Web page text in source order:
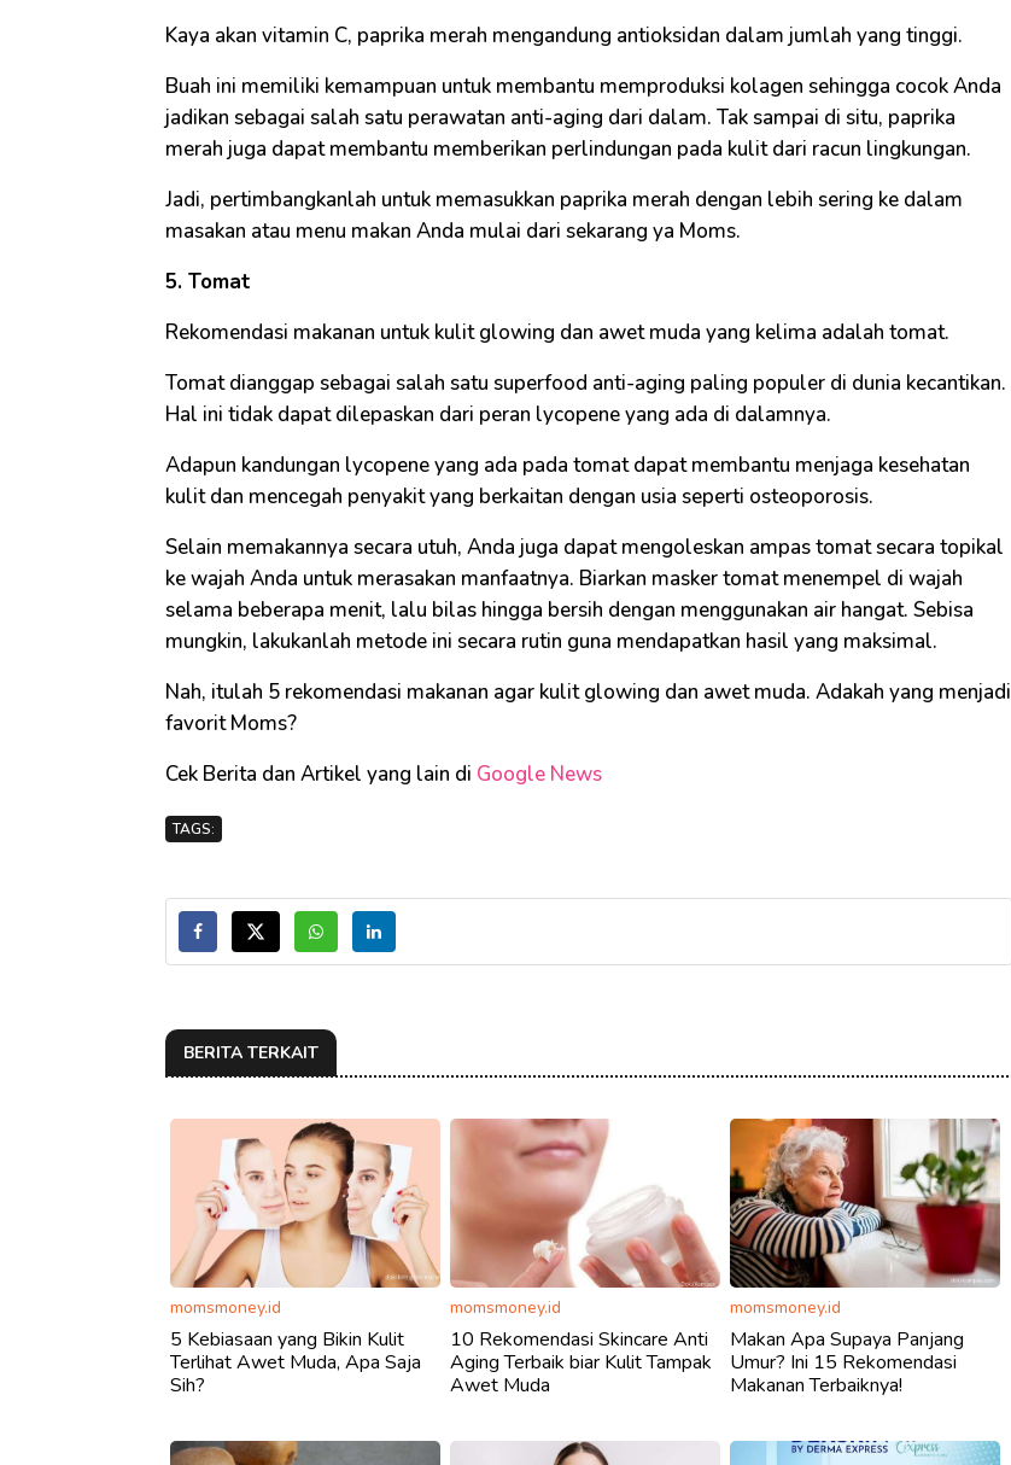
Kaya akan vitamin C, paprika merah mengandung antioksidan dalam jumlah yang tinggi.
Buah ini memiliki kemampuan untuk membantu memproduksi kolagen sehingga cocok Anda
jadikan sebagai salah satu perawatan anti-aging dari dalam. Tak sampai di situ, paprika
merah juga dapat membantu memberikan perlindungan pada kulit dari racun lingkungan.
Jadi, pertimbangkanlah untuk memasukkan paprika merah dengan lebih sering ke dalam
masakan atau menu makan Anda mulai dari sekarang ya Moms.
5. Tomat
Rekomendasi makanan untuk kulit glowing dan awet muda yang kelima adalah tomat.
Tomat dianggap sebagai salah satu superfood anti-aging paling populer di dunia kecantikan.
Hal ini tidak dapat dilepaskan dari peran lycopene yang ada di dalamnya.
Adapun kandungan lycopene yang ada pada tomat dapat membantu menjaga kesehatan
kulit dan mencegah penyakit yang berkaitan dengan usia seperti osteoporosis.
Selain memakannya secara utuh, Anda juga dapat mengoleskan ampas tomat secara topikal
ke wajah Anda untuk merasakan manfaatnya. Biarkan masker tomat menempel di wajah
selama beberapa menit, lalu bilas hingga bersih dengan menggunakan air hangat. Sebisa
mungkin, lakukanlah metode ini secara rutin guna mendapatkan hasil yang maksimal.
Nah, itulah 5 rekomendasi makanan agar kulit glowing dan awet muda. Adakah yang menjadi
favorit Moms?
Cek Berita dan Artikel yang lain di Google News
TAGS:
BERITA TERKAIT
momsmoney.id
5 Kebiasaan yang Bikin Kulit
Terlihat Awet Muda, Apa Saja
Sih?
momsmoney.id
10 Rekomendasi Skincare Anti
Aging Terbaik biar Kulit Tampak
Awet Muda
momsmoney.id
Makan Apa Supaya Panjang
Umur? Ini 15 Rekomendasi
Makanan Terbaiknya!